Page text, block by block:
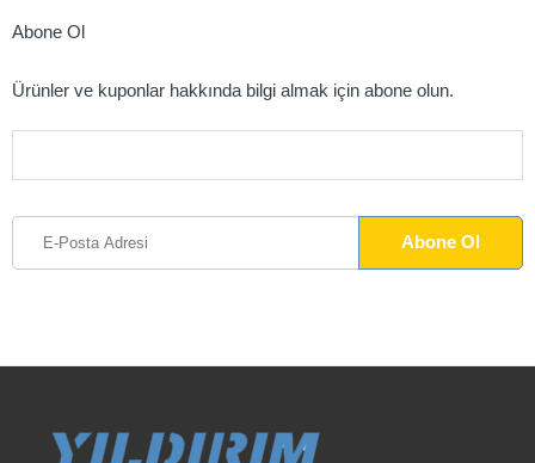
Abone Ol
Ürünler ve kuponlar hakkında bilgi almak için abone olun.